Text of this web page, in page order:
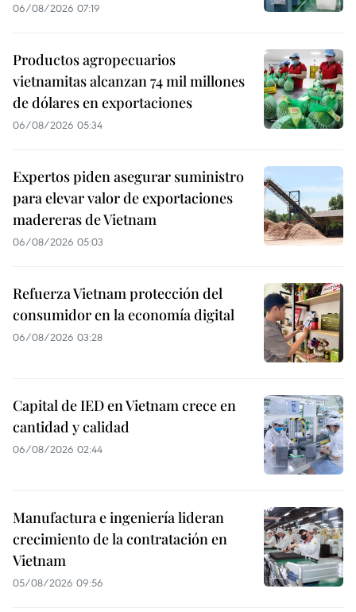
06/08/2026 07:19
Productos agropecuarios
vietnamitas alcanzan 74 mil millones
de dólares en exportaciones
06/08/2026 05:34
Expertos piden asegurar suministro
para elevar valor de exportaciones
madereras de Vietnam
06/08/2026 05:03
Refuerza Vietnam protección del
consumidor en la economía digital
06/08/2026 03:28
Capital de IED en Vietnam crece en
cantidad y calidad
06/08/2026 02:44
Manufactura e ingeniería lideran
crecimiento de la contratación en
Vietnam
05/08/2026 09:56